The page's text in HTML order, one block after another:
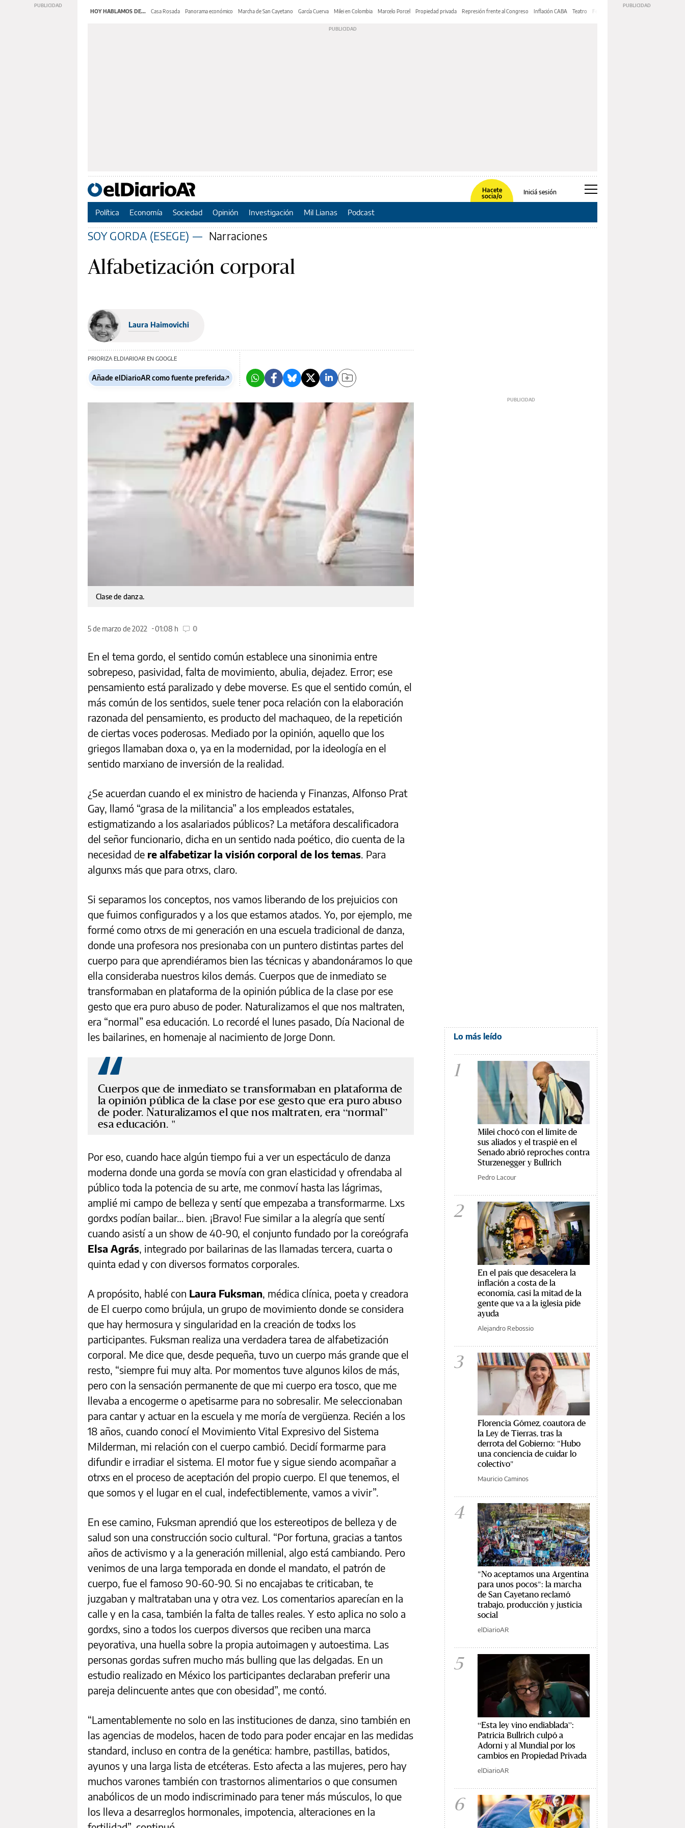
HOY HABLAMOS DE... Casa Rosada Panorama económico Marcha de San Cayetano García Cuerva Milei en Colombia Marcelo Porcel Propiedad privada Represión frente al Congreso Inflación CABA Teatro Feria de Editores
Hacete
socia/o
Iniciá sesión
Política Economía Sociedad Opinión Investigación Mil Lianas Podcast
SOY GORDA (ESEGE) — Narraciones
Alfabetización corporal
Laura Haimovichi
PRIORIZA ELDIARIOAR EN GOOGLE
Añade elDiarioAR como fuente preferida
Clase de danza.
5 de marzo de 2022 01:08 h 0
En el tema gordo, el sentido común establece una sinonimia entre
sobrepeso, pasividad, falta de movimiento, abulia, dejadez. Error; ese
pensamiento está paralizado y debe moverse. Es que el sentido común, el
más común de los sentidos, suele tener poca relación con la elaboración
razonada del pensamiento, es producto del machaqueo, de la repetición
de ciertas voces poderosas. Mediado por la opinión, aquello que los
griegos llamaban doxa o, ya en la modernidad, por la ideología en el
sentido marxiano de inversión de la realidad.
¿Se acuerdan cuando el ex ministro de hacienda y Finanzas, Alfonso Prat
Gay, llamó “grasa de la militancia” a los empleados estatales,
estigmatizando a los asalariados públicos? La metáfora descalificadora
del señor funcionario, dicha en un sentido nada poético, dio cuenta de la
necesidad de re alfabetizar la visión corporal de los temas. Para
algunxs más que para otrxs, claro.
Si separamos los conceptos, nos vamos liberando de los prejuicios con
que fuimos configurados y a los que estamos atados. Yo, por ejemplo, me
formé como otrxs de mi generación en una escuela tradicional de danza,
donde una profesora nos presionaba con un puntero distintas partes del
cuerpo para que aprendiéramos bien las técnicas y abandonáramos lo que
ella consideraba nuestros kilos demás. Cuerpos que de inmediato se
transformaban en plataforma de la opinión pública de la clase por ese
gesto que era puro abuso de poder. Naturalizamos el que nos maltraten,
era “normal” esa educación. Lo recordé el lunes pasado, Día Nacional de
les bailarines, en homenaje al nacimiento de Jorge Donn.
Cuerpos que de inmediato se transformaban en plataforma de
la opinión pública de la clase por ese gesto que era puro abuso
de poder. Naturalizamos el que nos maltraten, era “normal”
esa educación.
Por eso, cuando hace algún tiempo fui a ver un espectáculo de danza
moderna donde una gorda se movía con gran elasticidad y ofrendaba al
público toda la potencia de su arte, me conmoví hasta las lágrimas,
amplié mi campo de belleza y sentí que empezaba a transformarme. Lxs
gordxs podían bailar… bien. ¡Bravo! Fue similar a la alegría que sentí
cuando asistí a un show de 40-90, el conjunto fundado por la coreógrafa
Elsa Agrás, integrado por bailarinas de las llamadas tercera, cuarta o
quinta edad y con diversos formatos corporales.
A propósito, hablé con Laura Fuksman, médica clínica, poeta y creadora
de El cuerpo como brújula, un grupo de movimiento donde se considera
que hay hermosura y singularidad en la creación de todxs los
participantes. Fuksman realiza una verdadera tarea de alfabetización
corporal. Me dice que, desde pequeña, tuvo un cuerpo más grande que el
resto, “siempre fui muy alta. Por momentos tuve algunos kilos de más,
pero con la sensación permanente de que mi cuerpo era tosco, que me
llevaba a encogerme o apetisarme para no sobresalir. Me seleccionaban
para cantar y actuar en la escuela y me moría de vergüenza. Recién a los
18 años, cuando conocí el Movimiento Vital Expresivo del Sistema
Milderman, mi relación con el cuerpo cambió. Decidí formarme para
difundir e irradiar el sistema. El motor fue y sigue siendo acompañar a
otrxs en el proceso de aceptación del propio cuerpo. El que tenemos, el
que somos y el lugar en el cual, indefectiblemente, vamos a vivir”.
En ese camino, Fuksman aprendió que los estereotipos de belleza y de
salud son una construcción socio cultural. “Por fortuna, gracias a tantos
años de activismo y a la generación millenial, algo está cambiando. Pero
venimos de una larga temporada en donde el mandato, el patrón de
cuerpo, fue el famoso 90-60-90. Si no encajabas te criticaban, te
juzgaban y maltrataban una y otra vez. Los comentarios aparecían en la
calle y en la casa, también la falta de talles reales. Y esto aplica no solo a
gordxs, sino a todos los cuerpos diversos que reciben una marca
peyorativa, una huella sobre la propia autoimagen y autoestima. Las
personas gordas sufren mucho más bulling que las delgadas. En un
estudio realizado en México los participantes declaraban preferir una
pareja delincuente antes que con obesidad”, me contó.
“Lamentablemente no solo en las instituciones de danza, sino también en
las agencias de modelos, hacen de todo para poder encajar en las medidas
standard, incluso en contra de la genética: hambre, pastillas, batidos,
ayunos y una larga lista de etcéteras. Esto afecta a las mujeres, pero hay
muchos varones también con trastornos alimentarios o que consumen
anabólicos de un modo indiscriminado para tener más músculos, lo que
los lleva a desarreglos hormonales, impotencia, alteraciones en la
Lo más leído
1
Milei chocó con el límite de
sus aliados y el traspié en el
Senado abrió reproches contra
Sturzenegger y Bullrich
Pedro Lacour
2
En el país que desacelera la
inflación a costa de la
economía, casi la mitad de la
gente que va a la iglesia pide
ayuda
Alejandro Rebossio
3
Florencia Gómez, coautora de
la Ley de Tierras, tras la
derrota del Gobierno: "Hubo
una conciencia de cuidar lo
colectivo"
Mauricio Caminos
4
"No aceptamos una Argentina
para unos pocos": la marcha
de San Cayetano reclamó
trabajo, producción y justicia
social
elDiarioAR
5
“Esta ley vino endiablada”:
Patricia Bullrich culpó a
Adorni y al Mundial por los
cambios en Propiedad Privada
elDiarioAR
6